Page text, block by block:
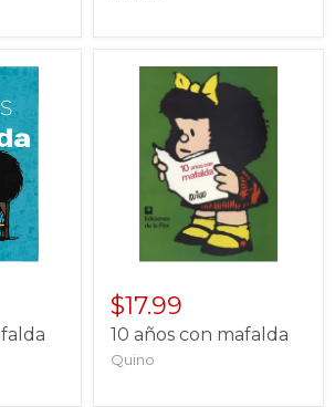
$17.99
10 años con mafalda
Quino